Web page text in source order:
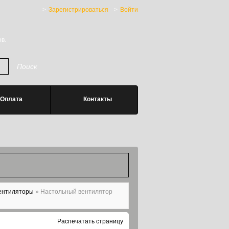
Зарегистрироваться
Войти
Оплата Контакты
» Настольный вентилятор
Распечатать страницу